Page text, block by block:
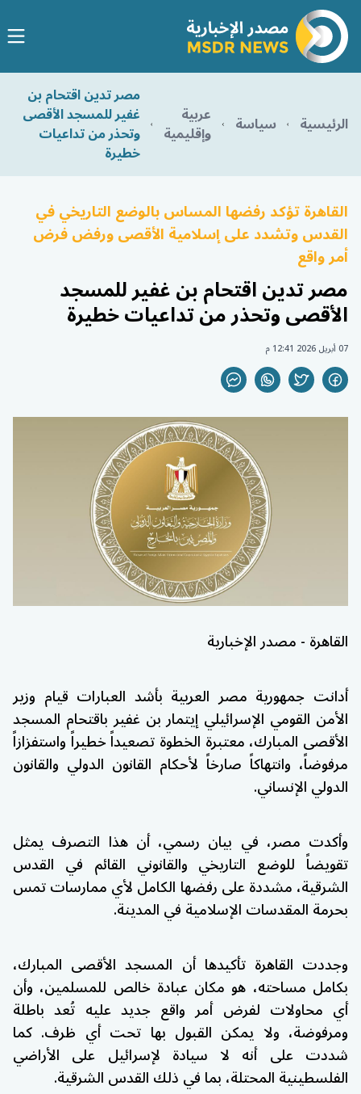
الرئيسية سياسة عربية
وإقليمية
مصر تدين اقتحام بن
غفير للمسجد الأقصى
وتحذر من تداعيات
خطيرة
القاهرة تؤكد رفضها المساس بالوضع التاريخي في
القدس وتشدد على إسلامية الأقصى ورفض فرض
أمر واقع
مصر تدين اقتحام بن غفير للمسجد
الأقصى وتحذر من تداعيات خطيرة
07 أبريل 2026 12:41 م
القاهرة - مصدر الإخبارية
أدانت جمهورية مصر العربية بأشد العبارات قيام وزير
الأمن القومي الإسرائيلي إيتمار بن غفير باقتحام المسجد
الأقصى المبارك، معتبرة الخطوة تصعيداً خطيراً واستفزازاً
مرفوضاً، وانتهاكاً صارخاً لأحكام القانون الدولي والقانون
الدولي الإنساني.
وأكدت مصر، في بيان رسمي، أن هذا التصرف يمثل
تقويضاً للوضع التاريخي والقانوني القائم في القدس
الشرقية، مشددة على رفضها الكامل لأي ممارسات تمس
بحرمة المقدسات الإسلامية في المدينة.
وجددت القاهرة تأكيدها أن المسجد الأقصى المبارك،
بكامل مساحته، هو مكان عبادة خالص للمسلمين، وأن
أي محاولات لفرض أمر واقع جديد عليه تُعد باطلة
ومرفوضة، ولا يمكن القبول بها تحت أي ظرف. كما
شددت على أنه لا سيادة لإسرائيل على الأراضي
الفلسطينية المحتلة، بما في ذلك القدس الشرقية.